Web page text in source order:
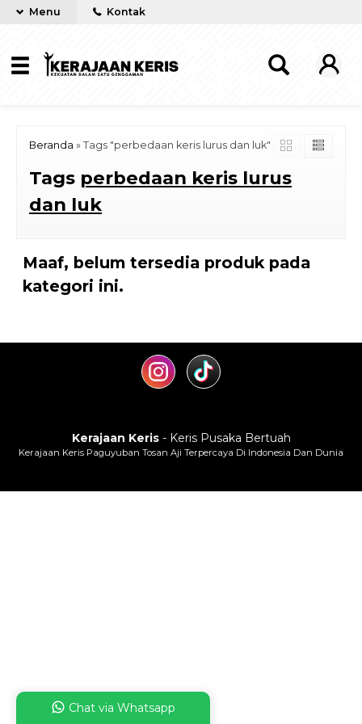
Menu Kontak
Beranda » Tags "perbedaan keris lurus dan luk"
Tags perbedaan keris lurus
dan luk
Maaf, belum tersedia produk pada
kategori ini.
Kerajaan Keris- Keris Pusaka Bertuah
Kerajaan Keris Paguyuban Tosan Aji Terpercaya Di Indonesia Dan Dunia
Chat via Whatsapp